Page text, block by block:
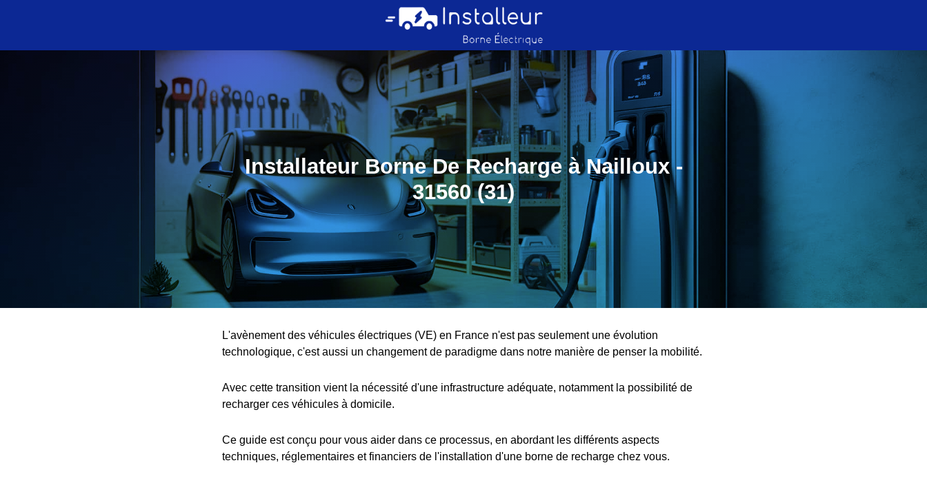
Installateur Borne De Recharge à Nailloux -
31560 (31)
L'avènement des véhicules électriques (VE) en France n'est pas seulement une évolution
technologique, c'est aussi un changement de paradigme dans notre manière de penser la mobilité.
Avec cette transition vient la nécessité d'une infrastructure adéquate, notamment la possibilité de
recharger ces véhicules à domicile.
Ce guide est conçu pour vous aider dans ce processus, en abordant les différents aspects
techniques, réglementaires et financiers de l'installation d'une borne de recharge chez vous.